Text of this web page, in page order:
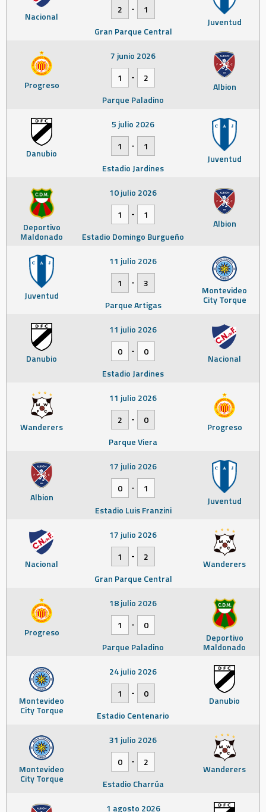
Nacional Juventud
2
-
1
Gran Parque Central
Progreso Albion
7 junio 2026
1
-
2
Parque Paladino
Danubio Juventud
5 julio 2026
1
-
1
Estadio Jardines
Deportivo
Maldonado
Albion
10 julio 2026
1
-
1
Estadio Domingo Burgueño
Juventud Montevideo
City Torque
11 julio 2026
1
-
3
Parque Artigas
Danubio Nacional
11 julio 2026
0
-
0
Estadio Jardines
Wanderers Progreso
11 julio 2026
2
-
0
Parque Viera
Albion Juventud
17 julio 2026
0
-
1
Estadio Luis Franzini
Nacional Wanderers
17 julio 2026
1
-
2
Gran Parque Central
Progreso Deportivo
Maldonado
18 julio 2026
1
-
0
Parque Paladino
Montevideo
City Torque
Danubio
24 julio 2026
1
-
0
Estadio Centenario
Montevideo
City Torque
Wanderers
31 julio 2026
0
-
2
Estadio Charrúa
1 agosto 2026